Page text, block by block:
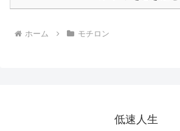
ホーム モチロン
低速人生